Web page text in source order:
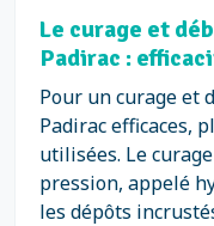
Le curage et
Padirac :
Pour un curage et
Padirac efficaces,
utilisées. Le
pression, appelé
les dépôts